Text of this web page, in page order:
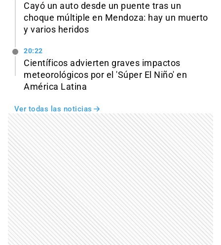
Cayó un auto desde un puente tras un
choque múltiple en Mendoza: hay un muerto
y varios heridos
20:22
Científicos advierten graves impactos
meteorológicos por el 'Súper El Niño' en
América Latina
Ver todas las noticias